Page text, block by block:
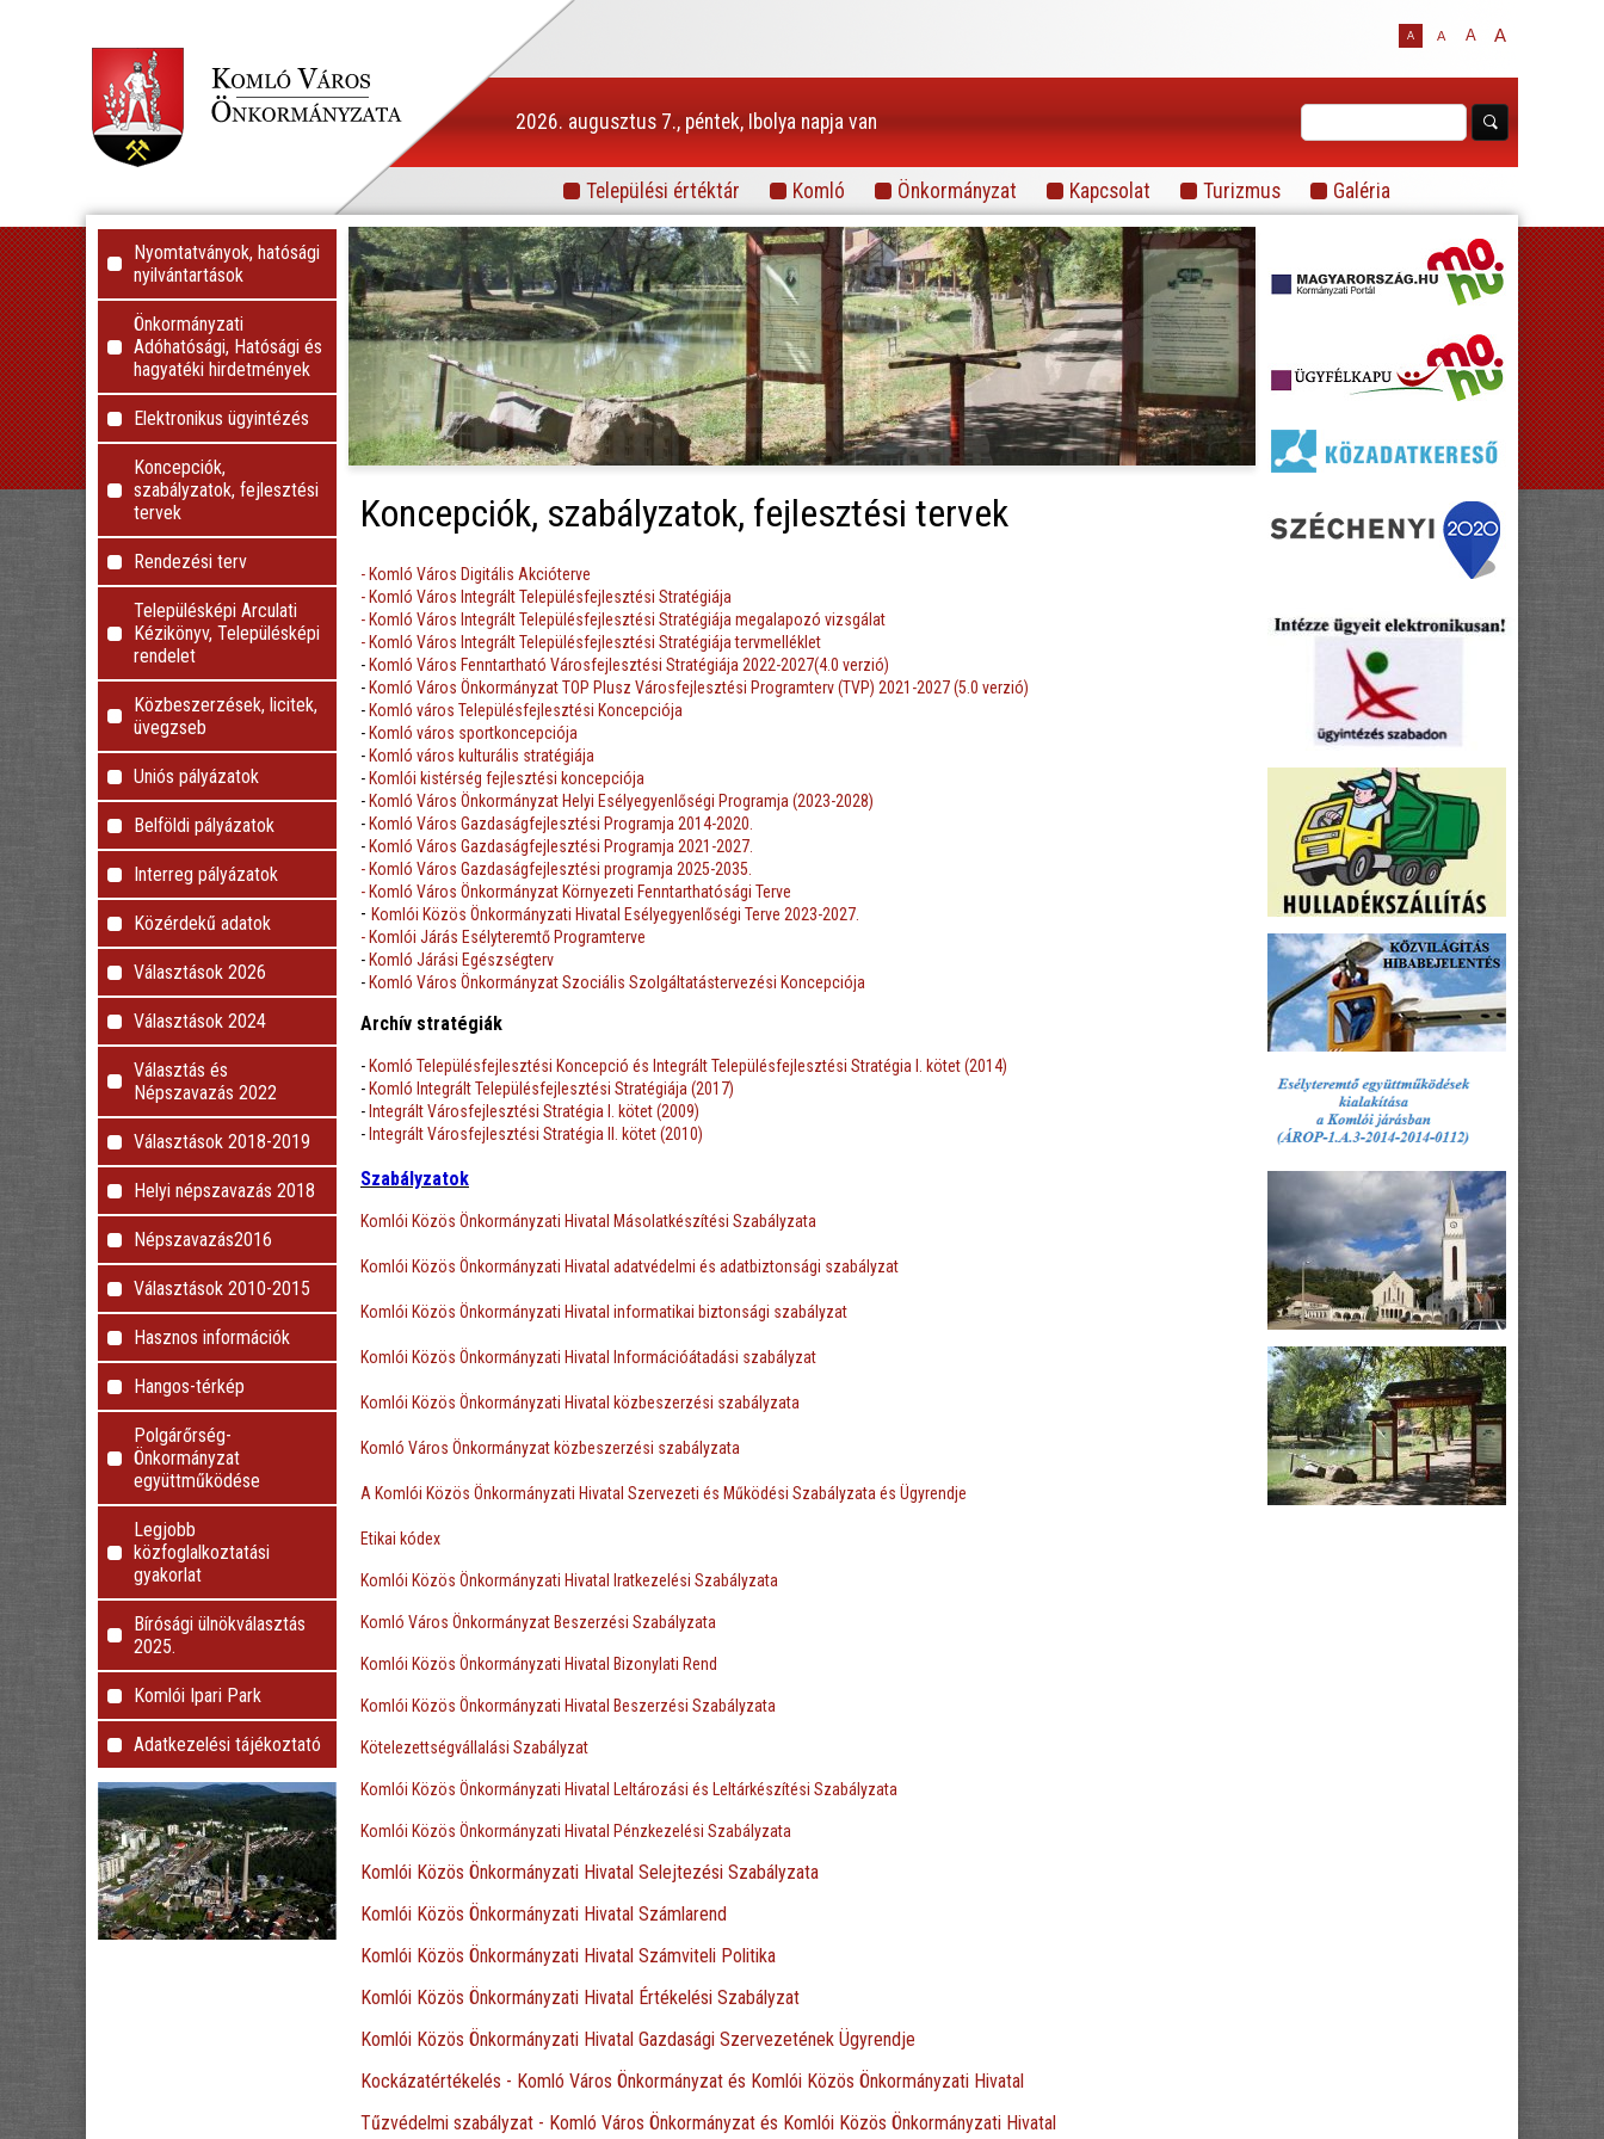
A A A A
2026. augusztus 7., péntek, Ibolya napja van
Települési értéktár Komló Önkormányzat Kapcsolat Turizmus
Galéria
Információs portál
Nyomtatványok, hatósági
nyilvántartások
Önkormányzati
Adóhatósági, Hatósági és
hagyatéki hirdetmények
Elektronikus ügyintézés
Koncepciók,
szabályzatok, fejlesztési
tervek
Rendezési terv
Településképi Arculati
Kézikönyv, Településképi
rendelet
Közbeszerzések, licitek,
üvegzseb
Uniós pályázatok
Belföldi pályázatok
Interreg pályázatok
Közérdekű adatok
Választások 2026
Választások 2024
Választás és
Népszavazás 2022
Választások 2018-2019
Helyi népszavazás 2018
Népszavazás2016
Választások 2010-2015
Hasznos információk
Hangos-térkép
Polgárőrség-
Önkormányzat
együttműködése
Legjobb
közfoglalkoztatási
gyakorlat
Bírósági ülnökválasztás
2025.
Komlói Ipari Park
Adatkezelési tájékoztató
Koncepciók, szabályzatok, fejlesztési tervek
- Komló Város Digitális Akcióterve
- Komló Város Integrált Településfejlesztési Stratégiája
- Komló Város Integrált Településfejlesztési Stratégiája megalapozó vizsgálat
- Komló Város Integrált Településfejlesztési Stratégiája tervmelléklet
- Komló Város Fenntartható Városfejlesztési Stratégiája 2022-2027(4.0 verzió)
- Komló Város Önkormányzat TOP Plusz Városfejlesztési Programterv (TVP) 2021-2027 (5.0 verzió)
- Komló város Településfejlesztési Koncepciója
- Komló város sportkoncepciója
- Komló város kulturális stratégiája
- Komlói kistérség fejlesztési koncepciója
- Komló Város Önkormányzat Helyi Esélyegyenlőségi Programja (2023-2028)
- Komló Város Gazdaságfejlesztési Programja 2014-2020.
- Komló Város Gazdaságfejlesztési Programja 2021-2027.
- Komló Város Gazdaságfejlesztési programja 2025-2035.
- Komló Város Önkormányzat Környezeti Fenntarthatósági Terve
- Komlói Közös Önkormányzati Hivatal Esélyegyenlőségi Terve 2023-2027.
- Komlói Járás Esélyteremtő Programterve
- Komló Járási Egészségterv
- Komló Város Önkormányzat Szociális Szolgáltatástervezési Koncepciója
Archív stratégiák
- Komló Településfejlesztési Koncepció és Integrált Településfejlesztési Stratégia I. kötet (2014)
- Komló Integrált Településfejlesztési Stratégiája (2017)
- Integrált Városfejlesztési Stratégia I. kötet (2009)
- Integrált Városfejlesztési Stratégia II. kötet (2010)
Szabályzatok
Komlói Közös Önkormányzati Hivatal Másolatkészítési Szabályzata
Komlói Közös Önkormányzati Hivatal adatvédelmi és adatbiztonsági szabályzat
Komlói Közös Önkormányzati Hivatal informatikai biztonsági szabályzat
Komlói Közös Önkormányzati Hivatal Információátadási szabályzat
Komlói Közös Önkormányzati Hivatal közbeszerzési szabályzata
Komló Város Önkormányzat közbeszerzési szabályzata
A Komlói Közös Önkormányzati Hivatal Szervezeti és Működési Szabályzata és Ügyrendje
Etikai kódex
Komlói Közös Önkormányzati Hivatal Iratkezelési Szabályzata
Komló Város Önkormányzat Beszerzési Szabályzata
Komlói Közös Önkormányzati Hivatal Bizonylati Rend
Komlói Közös Önkormányzati Hivatal Beszerzési Szabályzata
Kötelezettségvállalási Szabályzat
Komlói Közös Önkormányzati Hivatal Leltározási és Leltárkészítési Szabályzata
Komlói Közös Önkormányzati Hivatal Pénzkezelési Szabályzata
Komlói Közös Önkormányzati Hivatal Selejtezési Szabályzata
Komlói Közös Önkormányzati Hivatal Számlarend
Komlói Közös Önkormányzati Hivatal Számviteli Politika
Komlói Közös Önkormányzati Hivatal Értékelési Szabályzat
Komlói Közös Önkormányzati Hivatal Gazdasági Szervezetének Ügyrendje
Kockázatértékelés - Komló Város Önkormányzat és Komlói Közös Önkormányzati Hivatal
Tűzvédelmi szabályzat - Komló Város Önkormányzat és Komlói Közös Önkormányzati Hivatal